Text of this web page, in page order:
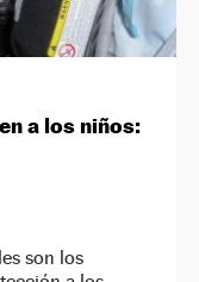
a los niños:
son los